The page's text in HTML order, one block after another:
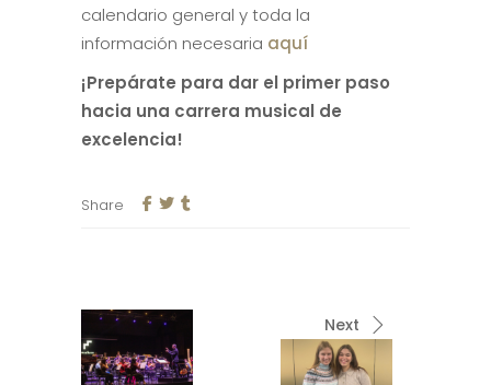
calendario general y toda la
información necesaria aquí
¡Prepárate para dar el primer paso
hacia una carrera musical de
excelencia!
Share
Next